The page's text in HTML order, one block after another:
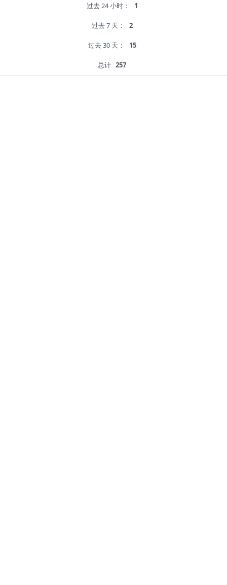
过去 24 小时： 1
过去 7 天： 2
过去 30 天： 15
总计 257